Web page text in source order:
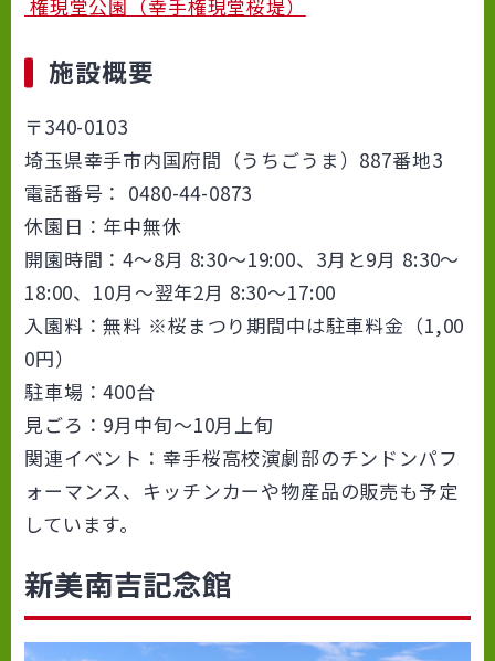
権現堂公園（幸手権現堂桜堤）
施設概要
〒340-0103
埼玉県幸手市内国府間（うちごうま）887番地3
電話番号： 0480-44-0873
休園日：年中無休
開園時間：4～8月 8:30～19:00、3月と9月 8:30～
18:00、10月～翌年2月 8:30～17:00
入園料：無料 ※桜まつり期間中は駐車料金（1,00
0円）
駐車場：400台
見ごろ：9月中旬～10月上旬
関連イベント：幸手桜高校演劇部のチンドンパフ
ォーマンス、キッチンカーや物産品の販売も予定
しています。
新美南吉記念館